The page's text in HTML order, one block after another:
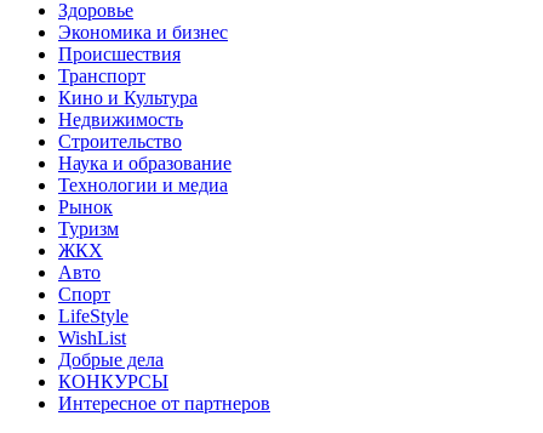
Здоровье
Экономика и бизнес
Происшествия
Транспорт
Кино и Культура
Недвижимость
Строительство
Наука и образование
Технологии и медиа
Рынок
Туризм
ЖКХ
Авто
Спорт
LifeStyle
WishList
Добрые дела
КОНКУРСЫ
Интересное от партнеров